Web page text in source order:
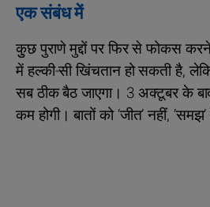
एक संबंध में
कुुछ पुराणे मुद्दों पर फिर से फोकस
में हल्की-सी खिंचतान हो सकती है,
सब ठीक बैठ जाएगा। 3 अक्टूबर के
कम होगी। बातों को ‘जीत’ नहीं,